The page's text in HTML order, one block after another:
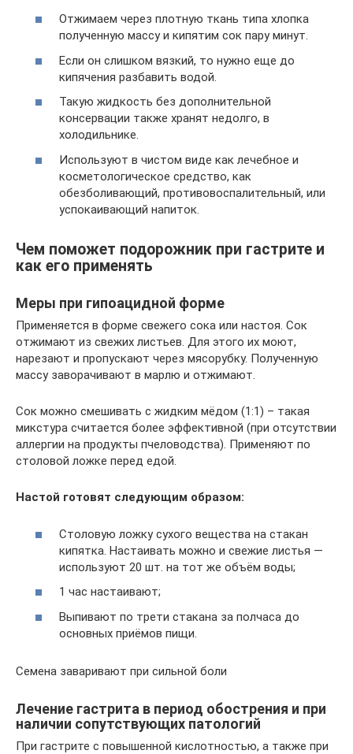
Отжимаем через плотную ткань типа хлопка
полученную массу и кипятим сок пару минут.
Если он слишком вязкий, то нужно еще до
кипячения разбавить водой.
Такую жидкость без дополнительной
консервации также хранят недолго, в
холодильнике.
Используют в чистом виде как лечебное и
косметологическое средство, как
обезболивающий, противовоспалительный, или
успокаивающий напиток.
Чем поможет подорожник при гастрите и
как его применять
Меры при гипоацидной форме
Применяется в форме свежего сока или настоя. Сок
отжимают из свежих листьев. Для этого их моют,
нарезают и пропускают через мясорубку. Полученную
массу заворачивают в марлю и отжимают.
Сок можно смешивать с жидким мёдом (1:1) – такая
микстура считается более эффективной (при отсутствии
аллергии на продукты пчеловодства). Применяют по
столовой ложке перед едой.
Настой готовят следующим образом:
Столовую ложку сухого вещества на стакан
кипятка. Настаивать можно и свежие листья —
используют 20 шт. на тот же объём воды;
1 час настаивают;
Выпивают по трети стакана за полчаса до
основных приёмов пищи.
Семена заваривают при сильной боли
Лечение гастрита в период обострения и при
наличии сопутствующих патологий
При гастрите с повышенной кислотностью, а также при